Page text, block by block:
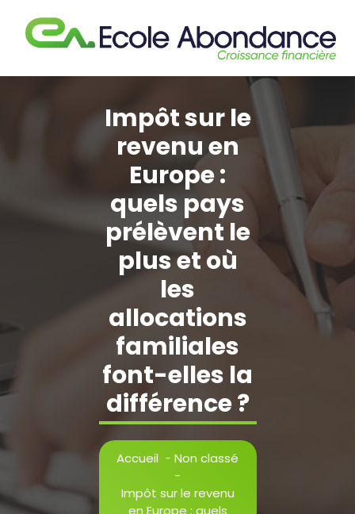
contenu
Impôt sur le
revenu en
Europe :
quels pays
prélèvent le
plus et où
les
allocations
familiales
font-elles la
différence ?
Accueil - Non classé
-
Impôt sur le revenu
en Europe : quels